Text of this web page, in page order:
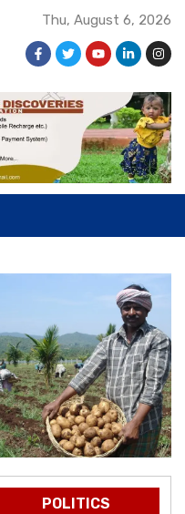
Thu, August 6, 2026
POLITICS